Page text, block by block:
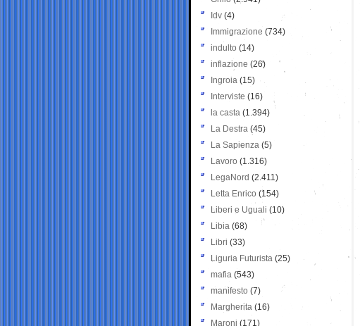
Idv (4)
Immigrazione (734)
indulto (14)
inflazione (26)
Ingroia (15)
Interviste (16)
la casta (1.394)
La Destra (45)
La Sapienza (5)
Lavoro (1.316)
LegaNord (2.411)
Letta Enrico (154)
Liberi e Uguali (10)
Libia (68)
Libri (33)
Liguria Futurista (25)
mafia (543)
manifesto (7)
Margherita (16)
Maroni (171)